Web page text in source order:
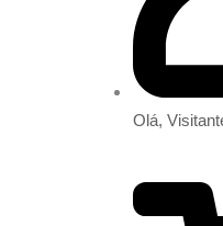
Olá,